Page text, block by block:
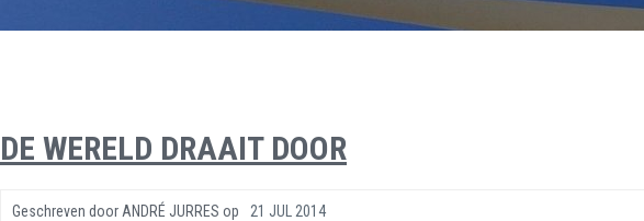
DE WERELD DRAAIT DOOR
Geschreven door ANDRÉ JURRES op 21 JUL 2014